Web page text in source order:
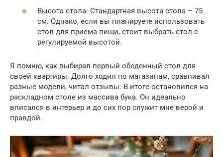
Высота стола: Стандартная высота стола – 75
см. Однако, если вы планируете использовать
стол для приема пищи, стоит выбрать стол с
регулируемой высотой.
Я помню, как выбирал первый обеденный стол для
своей квартиры. Долго ходил по магазинам, сравнивал
разные модели, читал отзывы. В итоге остановился на
раскладном столе из массива бука. Он идеально
вписался в интерьер и до сих пор служит мне верой и
правдой.